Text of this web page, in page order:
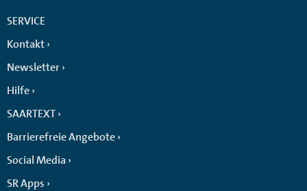
SERVICE
Kontakt
Newsletter
Hilfe
SAARTEXT
Barrierefreie Angebote
Social Media
SR Apps